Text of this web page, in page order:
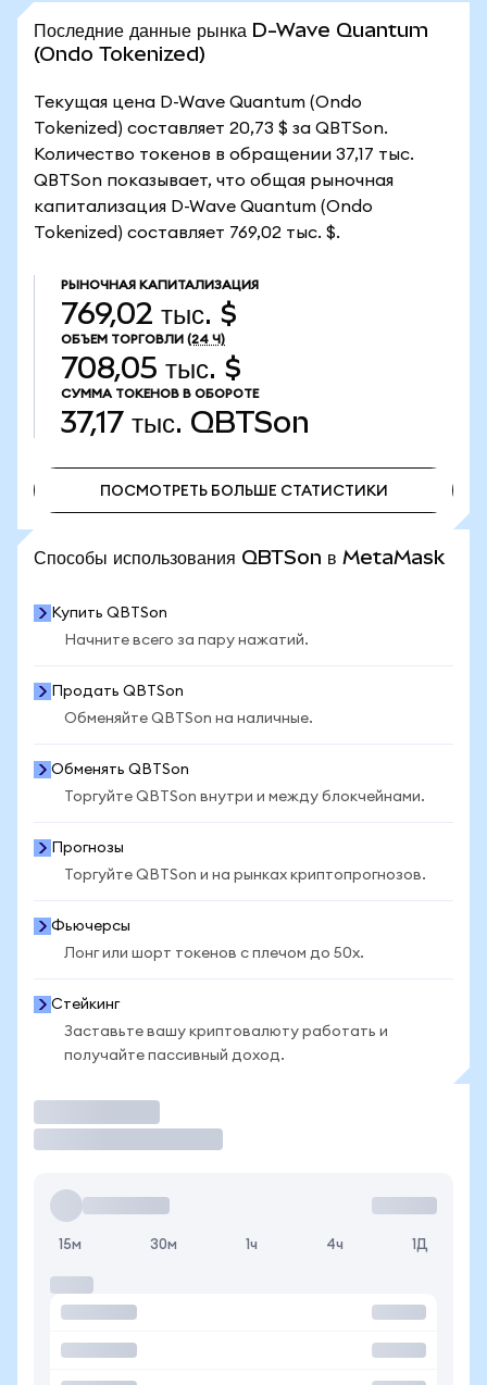
Последние данные рынка D-Wave Quantum
(Ondo Tokenized)
Текущая цена D-Wave Quantum (Ondo
Tokenized) составляет 20,73 $ за QBTSon.
Количество токенов в обращении 37,17 тыс.
QBTSon показывает, что общая рыночная
капитализация D-Wave Quantum (Ondo
Tokenized) составляет 769,02 тыс. $.
РЫНОЧНАЯ КАПИТАЛИЗАЦИЯ
769,02 тыс. $
ОБЪЕМ ТОРГОВЛИ (24 Ч)
708,05 тыс. $
СУММА ТОКЕНОВ В ОБОРОТЕ
37,17 тыс. QBTSon
ПОСМОТРЕТЬ БОЛЬШЕ СТАТИСТИКИ
Способы использования QBTSon в MetaMask
Купить QBTSon
Начните всего за пару нажатий.
Продать QBTSon
Обменяйте QBTSon на наличные.
Обменять QBTSon
Торгуйте QBTSon внутри и между блокчейнами.
Прогнозы
Торгуйте QBTSon и на рынках криптопрогнозов.
Фьючерсы
Лонг или шорт токенов с плечом до 50x.
Стейкинг
Заставьте вашу криптовалюту работать и
получайте пассивный доход.
15м 30м 1ч 4ч 1Д